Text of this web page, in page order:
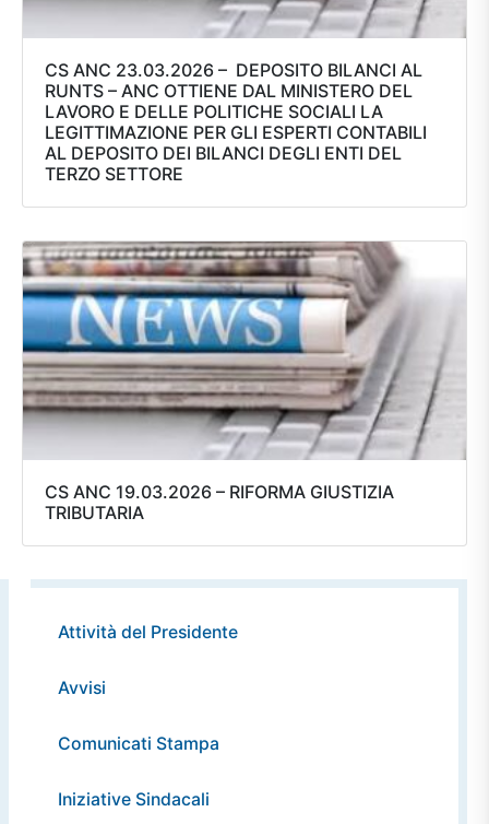
CS ANC 23.03.2026 – DEPOSITO BILANCI AL
RUNTS – ANC OTTIENE DAL MINISTERO DEL
LAVORO E DELLE POLITICHE SOCIALI LA
LEGITTIMAZIONE PER GLI ESPERTI CONTABILI
AL DEPOSITO DEI BILANCI DEGLI ENTI DEL
TERZO SETTORE
CS ANC 19.03.2026 – RIFORMA GIUSTIZIA
TRIBUTARIA
Attività del Presidente
Avvisi
Comunicati Stampa
Iniziative Sindacali